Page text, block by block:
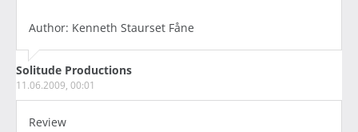
Author: Kenneth Staurset Fåne
Solitude Productions
11.06.2009, 00:01
Review